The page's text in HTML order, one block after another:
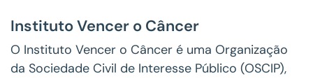
Instituto Vencer o Câncer
O Instituto Vencer o Câncer é uma Organização
da Sociedade Civil de Interesse Público (OSCIP),